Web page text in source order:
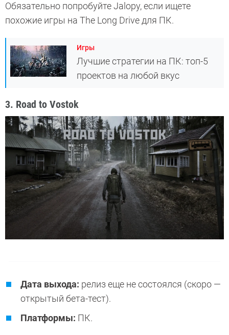
Обязательно попробуйте Jalopy, если ищете
похожие игры на The Long Drive для ПК.
Игры
Лучшие стратегии на ПК: топ-5
проектов на любой вкус
3. Road to Vostok
Дата выхода: релиз еще не состоялся (скоро —
открытый бета-тест).
Платформы: ПК.